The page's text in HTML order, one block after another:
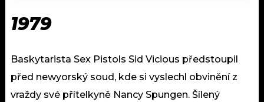
1979
Baskytarista Sex Pistols Sid Vicious předstoupil
před newyorský soud, kde si vyslechl obvinění z
vraždy své přítelkyně Nancy Spungen. Šílený